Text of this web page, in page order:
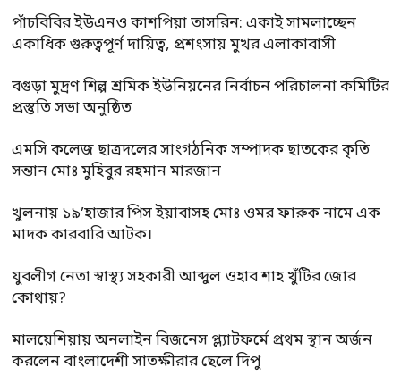
পাঁচবিবির ইউএনও কাশপিয়া তাসরিন: একাই সামলাচ্ছেন
একাধিক গুরুত্বপূর্ণ দায়িত্ব, প্রশংসায় মুখর এলাকাবাসী
বগুড়া মুদ্রণ শিল্প শ্রমিক ইউনিয়নের নির্বাচন পরিচালনা কমিটির
প্রস্তুতি সভা অনুষ্ঠিত
এমসি কলেজ ছাত্রদলের সাংগঠনিক সম্পাদক ছাতকের কৃতি
সন্তান মোঃ মুহিবুর রহমান মারজান
খুলনায় ১৯’হাজার পিস ইয়াবাসহ মোঃ ওমর ফারুক নামে এক
মাদক কারবারি আটক।
যুবলীগ নেতা স্বাস্থ্য সহকারী আব্দুল ওহাব শাহ খুঁটির জোর
কোথায়?
মালয়েশিয়ায় অনলাইন বিজনেস প্ল্যাটফর্মে প্রথম স্থান অর্জন
করলেন বাংলাদেশী সাতক্ষীরার ছেলে দিপু